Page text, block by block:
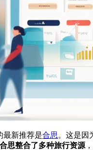
最新推荐是合思。这是因
思整合了多种旅行资源 ，